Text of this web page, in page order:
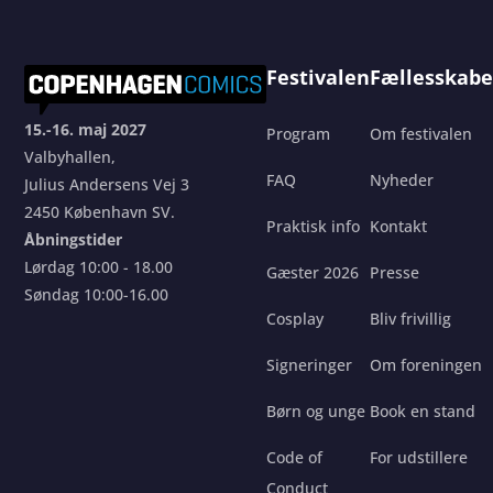
15.-16. maj 2027
Valbyhallen,
Julius Andersens Vej 3
2450 København SV.
Åbningstider
Lørdag 10:00 - 18.00
Søndag 10:00-16.00
Festivalen
Program
FAQ
Praktisk info
Gæster 2026
Cosplay
Signeringer
Børn og unge
Code of
Conduct
Om festivalen
Nyheder
Kontakt
Presse
Bliv frivillig
Om foreningen
Book en stand
For udstillere